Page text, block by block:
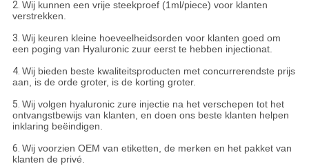
2. Wij kunnen een vrije steekproef (1ml/piece) voor klanten
verstrekken.
3. Wij keuren kleine hoeveelheidsorden voor klanten goed om
een poging van Hyaluronic zuur eerst te hebben injectionat.
4. Wij bieden beste kwaliteitsproducten met concurrerendste prijs
aan, is de orde groter, is de korting groter.
5. Wij volgen hyaluronic zure injectie na het verschepen tot het
ontvangstbewijs van klanten, en doen ons beste klanten helpen
inklaring beëindigen.
6. Wij voorzien OEM van etiketten, de merken en het pakket van
klanten de privé.